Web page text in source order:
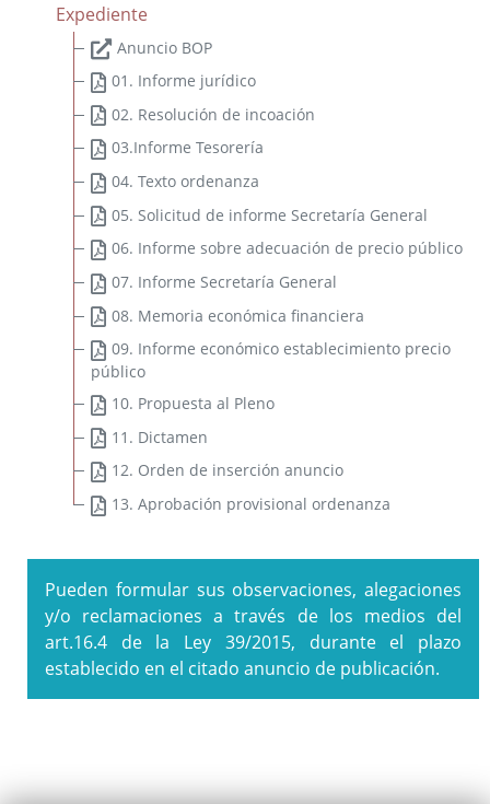
I Estrategia de Desarrollo Sostenible de la Diputación de
Badajoz 2020-2023
Plan Integral de Movilidad Sostenible Badajoz ADS 2018:
PLAN MOVEM (Plan de Movilidad de Vehículos Eléctricos en
Municipios)
Plan Director del Hospital Provincial de San Sebastián
Ordenanza reguladora de Patrocinios de la Diputación de
Ordenanza general de subvenciones y transferencias de la
Expediente
Anuncio BOP
01. Informe jurídico
02. Resolución de incoación
03.Informe Tesorería
04. Texto ordenanza
05. Solicitud de informe Secretaría General
06. Informe sobre adecuación de precio público
07. Informe Secretaría General
08. Memoria económica financiera
09. Informe económico establecimiento precio
público
10. Propuesta al Pleno
11. Dictamen
12. Orden de inserción anuncio
13. Aprobación provisional ordenanza
Pueden formular sus observaciones, alegaciones
y/o reclamaciones a través de los medios del
art.16.4 de la Ley 39/2015, durante el plazo
establecido en el citado anuncio de publicación.